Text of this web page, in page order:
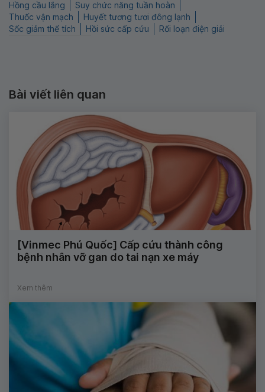
Hồng cầu lắng
Suy chức năng tuần hoàn
Thuốc vận mạch
Huyết tương tươi đông lạnh
Sốc giảm thể tích
Hồi sức cấp cứu Rối loạn điện giải
Bài viết liên quan
[Vinmec Phú Quốc] Cấp cứu thành công
bệnh nhân vỡ gan do tai nạn xe máy
Xem thêm